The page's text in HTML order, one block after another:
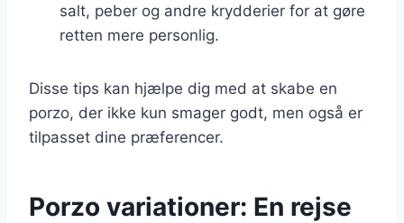
salt, peber og andre krydderier for at gøre
retten mere personlig.
Disse tips kan hjælpe dig med at skabe en
porzo, der ikke kun smager godt, men også er
tilpasset dine præferencer.
Porzo variationer: En rejse